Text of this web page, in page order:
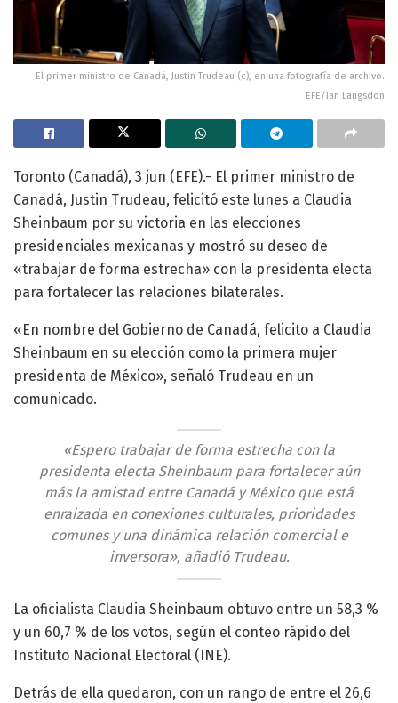
El primer ministro de Canadá, Justin Trudeau (c), en una fotografía de archivo.
EFE/Ian Langsdon
Toronto (Canadá), 3 jun (EFE).- El primer ministro de
Canadá, Justin Trudeau, felicitó este lunes a Claudia
Sheinbaum por su victoria en las elecciones
presidenciales mexicanas y mostró su deseo de
«trabajar de forma estrecha» con la presidenta electa
para fortalecer las relaciones bilaterales.
«En nombre del Gobierno de Canadá, felicito a Claudia
Sheinbaum en su elección como la primera mujer
presidenta de México», señaló Trudeau en un
comunicado.
«Espero trabajar de forma estrecha con la
presidenta electa Sheinbaum para fortalecer aún
más la amistad entre Canadá y México que está
enraizada en conexiones culturales, prioridades
comunes y una dinámica relación comercial e
inversora», añadió Trudeau.
La oficialista Claudia Sheinbaum obtuvo entre un 58,3 %
y un 60,7 % de los votos, según el conteo rápido del
Instituto Nacional Electoral (INE).
Detrás de ella quedaron, con un rango de entre el 26,6